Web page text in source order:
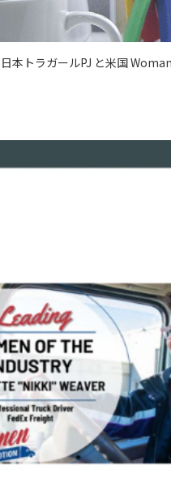
日本トラガールPJ と米国